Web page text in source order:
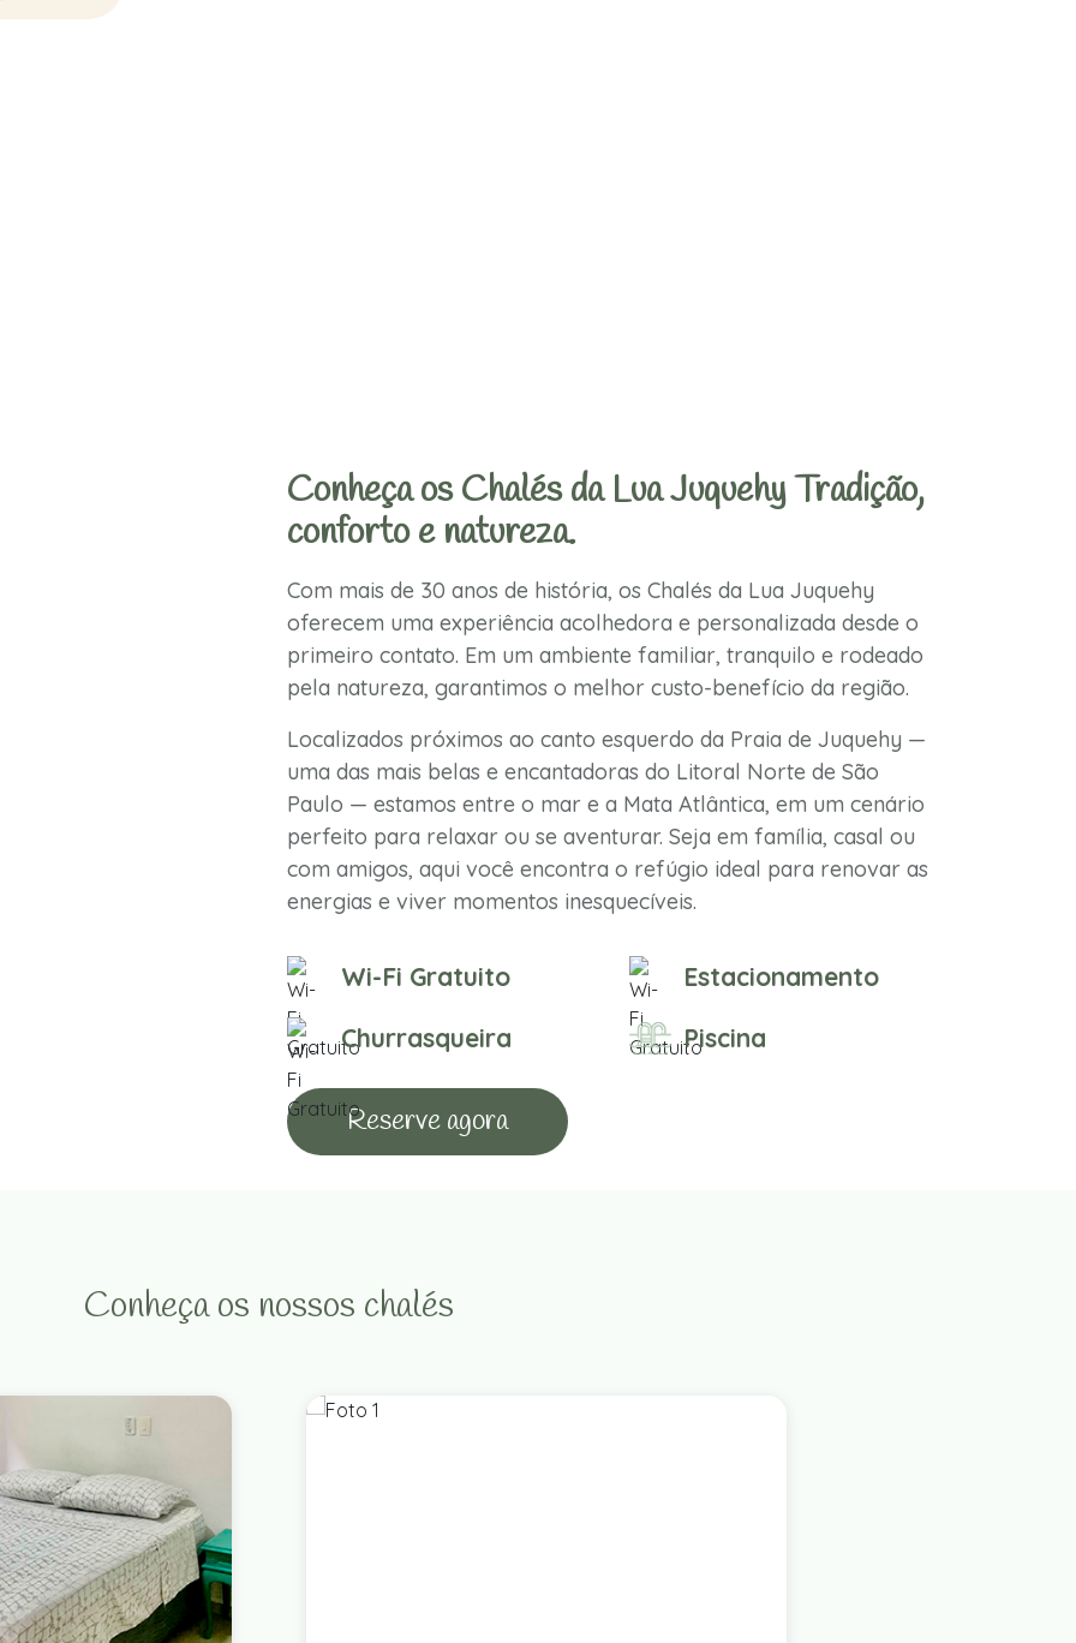
Conheça os Chalés da Lua Juquehy Tradição,
conforto e natureza.
Com mais de 30 anos de história, os Chalés da Lua Juquehy
oferecem uma experiência acolhedora e personalizada desde o
primeiro contato. Em um ambiente familiar, tranquilo e rodeado
pela natureza, garantimos o melhor custo-benefício da região.
Localizados próximos ao canto esquerdo da Praia de Juquehy —
uma das mais belas e encantadoras do Litoral Norte de São
Paulo — estamos entre o mar e a Mata Atlântica, em um cenário
perfeito para relaxar ou se aventurar. Seja em família, casal ou
com amigos, aqui você encontra o refúgio ideal para renovar as
energias e viver momentos inesquecíveis.
Wi-Fi Gratuito
Estacionamento
Churrasqueira
Piscina
Reserve agora
Conheça os nossos chalés